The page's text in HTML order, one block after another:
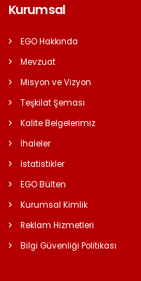
Kurumsal
EGO Hakkında
Mevzuat
Misyon ve Vizyon
Teşkilat Şeması
Kalite Belgelerimiz
İhaleler
İstatistikler
EGO Bülten
Kurumsal Kimlik
Reklam Hizmetleri
Bilgi Güvenliği Politikası